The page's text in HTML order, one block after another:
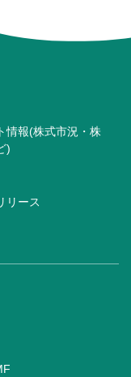
情報(株式市況・株
)
リース